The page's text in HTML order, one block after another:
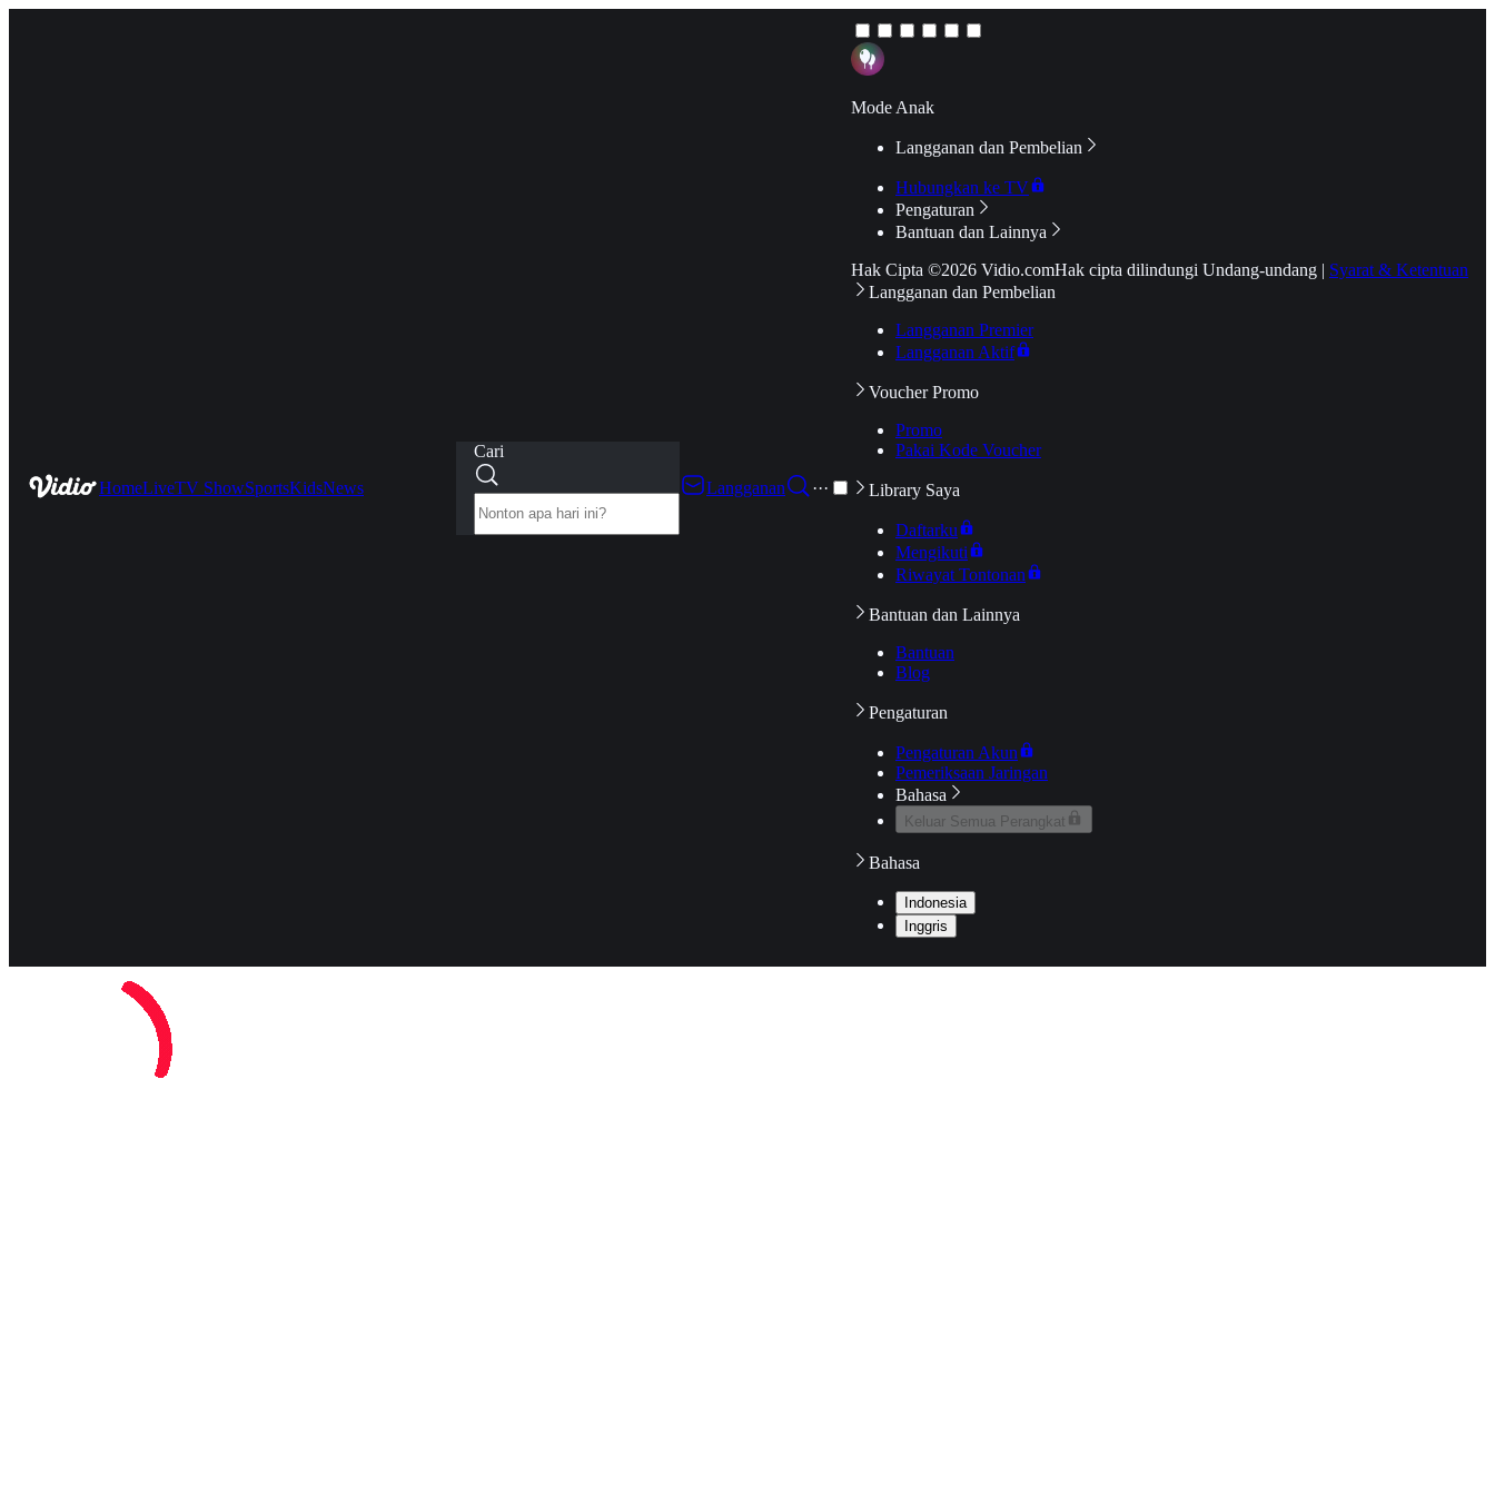
HomeLiveTV ShowSportsKidsNews
Cari
Langganan
···
Mode Anak
Langganan dan Pembelian
Hubungkan ke TV
Pengaturan
Bantuan dan Lainnya
Hak Cipta ©2026 Vidio.comHak cipta dilindungi Undang-undang | Syarat & Ketentuan
Langganan dan Pembelian
Langganan Premier
Langganan Aktif
Voucher Promo
Promo
Pakai Kode Voucher
Library Saya
Daftarku
Mengikuti
Riwayat Tontonan
Bantuan dan Lainnya
Bantuan
Blog
Pengaturan
Pengaturan Akun
Pemeriksaan Jaringan
Bahasa
Keluar Semua Perangkat
Bahasa
Indonesia
Inggris